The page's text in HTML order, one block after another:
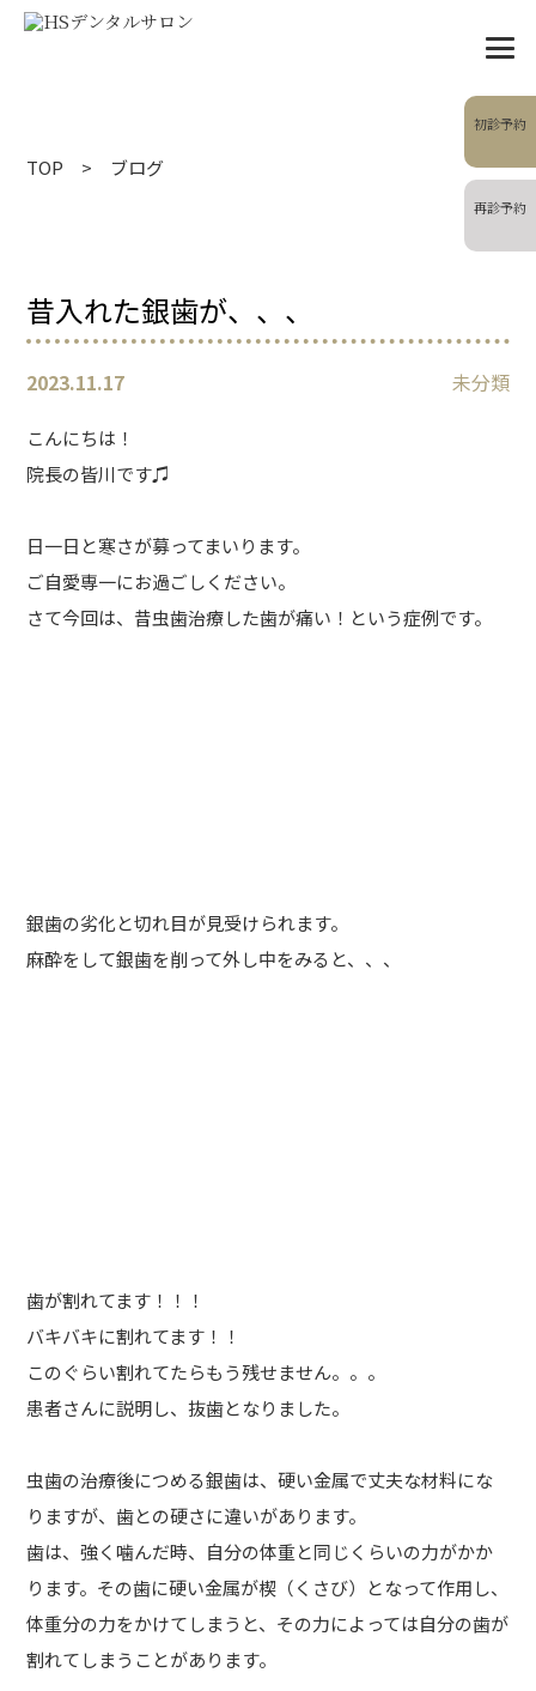
初診予約
再診予約
TOP ブログ
昔入れた銀歯が、、、
2023.11.17 未分類
こんにちは！
院長の皆川です♫
日一日と寒さが募ってまいります。
ご自愛専一にお過ごしください。
さて今回は、昔虫歯治療した歯が痛い！という症例です。
銀歯の劣化と切れ目が見受けられます。
麻酔をして銀歯を削って外し中をみると、、、
歯が割れてます！！！
バキバキに割れてます！！
このぐらい割れてたらもう残せません。。。
患者さんに説明し、抜歯となりました。
虫歯の治療後につめる銀歯は、硬い金属で丈夫な材料にな
りますが、歯との硬さに違いがあります。
歯は、強く噛んだ時、自分の体重と同じくらいの力がかか
ります。その歯に硬い金属が楔（くさび）となって作用し、
体重分の力をかけてしまうと、その力によっては自分の歯が
割れてしまうことがあります。